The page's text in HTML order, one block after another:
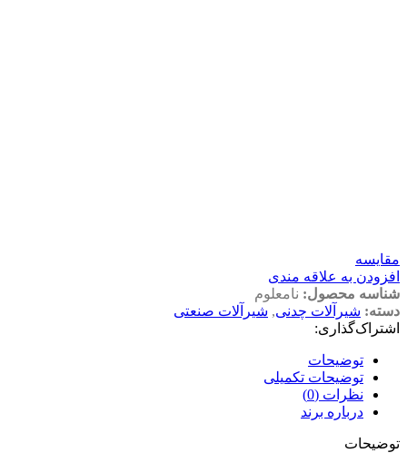
مقايسه
افزودن به علاقه مندی
شناسه محصول: نامعلوم
دسته: شیرآلات چدنی, شیرآلات صنعتی
اشتراک‌گذاری:
توضیحات
توضیحات تکمیلی
نظرات (0)
درباره برند
توضیحات